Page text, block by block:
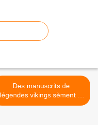
Des manuscrits de
légendes vikings sèment la
zizanie entre l’Islande et le